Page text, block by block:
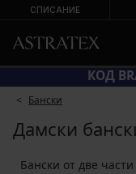
СПИСАНИЕ
КОД
Бански
Дамски
Бански от две части